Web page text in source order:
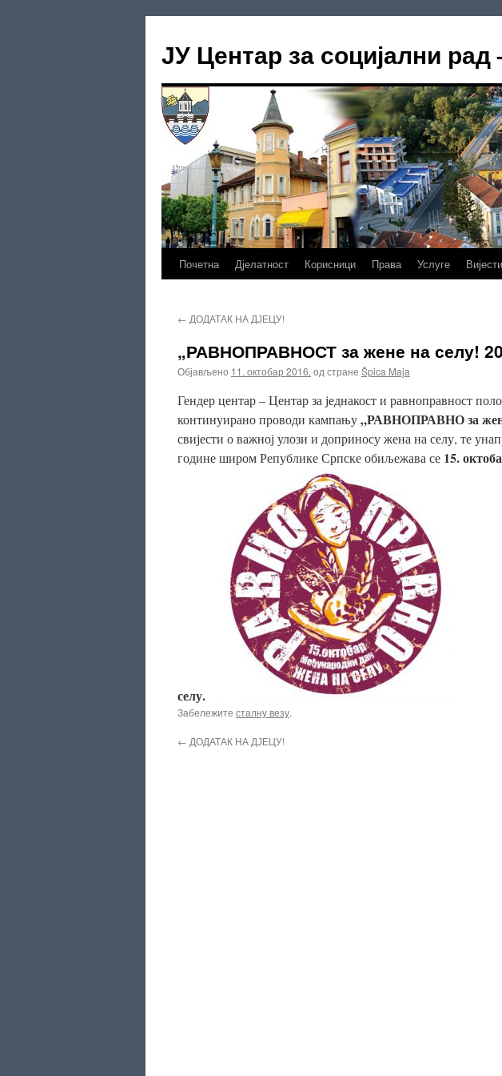
садржај
ЈУ Центар за социјални
Почетна Дјелатност Корисници Права Услуге Вијести
← ДОДАТАК НА ДЈЕЦУ!
„РАВНОПРАВНОСТ за жене на селу!
Објављено 11. октобар 2016. од стране Špica Maja
Гендер центар – Центар за једнакост и равноправност
континуирано проводи кампању„РАВНОПРАВНО за
свијести о важној улози и доприносу жена на селу, те
године широм Републике Српске обиљежава се 15.
селу.
Забележите сталну везу.
← ДОДАТАК НА ДЈЕЦУ!